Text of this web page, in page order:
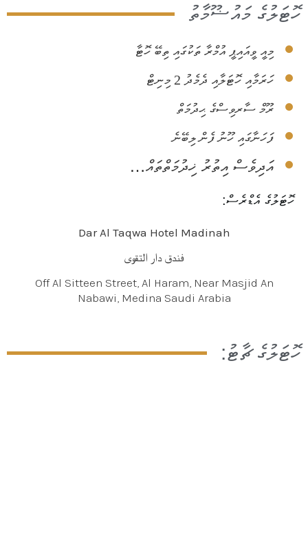
ހޮޓަލުގެ މައުޟޫމާތު
މިއީ ވީއައިޕީ އުމްރާ ތަކުގައި ތިބޭ ހޮޓާ
ހަރަމާއި ހޮޓަލާއި ދެމެދު 2 މިނިޓް
ރޫމް ސާރވިސްގެ ޙިދުމަތް
ފަހަނާގައި ހޫނު ފެން ލިބޭނެ
އަދިވެސް އިތުރު ޚިދުމަތްތައް…
ހޮޓަލުގެ އެޑްރެސް:
Dar Al Taqwa Hotel Madinah
فندق دار التقوى
Off Al Sitteen Street, Al Haram, Near Masjid An
Nabawi, Medina Saudi Arabia
ހޮޓަލުގެ ޗާޓު: